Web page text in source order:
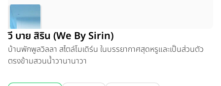
วี บาย สิริน (We By Sirin)
บ้านพักพูลวิลลา สไตล์โมเดิร์น ในบรรยากาศสุดหรูและเป็นส่วนตัว
ตรงข้ามสวนน้ำวานานาวา